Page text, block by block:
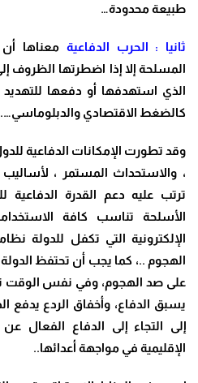
طبيعة محدودة…
ثانيا : الحرب الدفاعية معناها
المسلحة إلا إذا اضطرتها الظروف
الذي استهدفها أو دفعها للتهديد
كالضغط الاقتصادي والدبلوماسي….
وقد تطورت الإمكانات الدفاعية
، والاستحداث المستمر ،
ترتب عليه دعم القدرة الدفاعية
الأسلحة تناسب كافة
الإلكترونية التي تكفل للدولة
الهجوم ..، كما يجب أن تحتفظ
على صد الهجوم، وفي نفس الوقت
يسبق الدفاع، وأخفاق الردع يدفع
إلى التجاء إلى الدفاع الفعال
الإقليمية في مواجهة أعدائها..